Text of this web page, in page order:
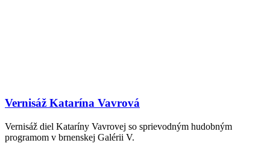
Vernisáž Katarína Vavrová
Vernisáž diel Kataríny Vavrovej so sprievodným hudobným
programom v brnenskej Galérii V.